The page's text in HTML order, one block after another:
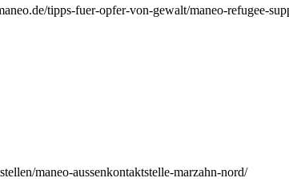
tipps-fuer-opfer-von-gewalt/maneo-refugee-
maneo-aussenkontaktstelle-marzahn-nord/